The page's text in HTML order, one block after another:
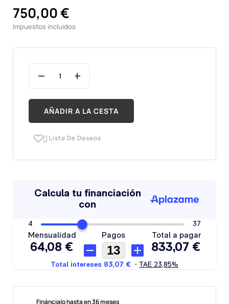
750,00 €
Impuestos incluidos
AÑADIR A LA CESTA
 Lista De Deseos
Fináncialo hasta en 36 meses